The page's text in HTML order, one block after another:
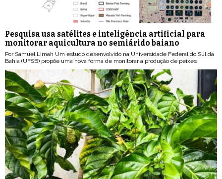
Pesquisa usa satélites e inteligência artificial para
monitorar aquicultura no semiárido baiano
Por Samuel Limah Um estudo desenvolvido na Universidade Federal do Sul da
Bahia (UFSB) propõe uma nova forma de monitorar a produção de peixes